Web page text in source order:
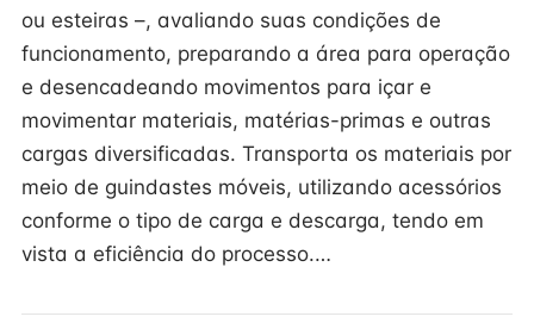
ou esteiras –, avaliando suas condições de
funcionamento, preparando a área para operação
e desencadeando movimentos para içar e
movimentar materiais, matérias-primas e outras
cargas diversificadas. Transporta os materiais por
meio de guindastes móveis, utilizando acessórios
conforme o tipo de carga e descarga, tendo em
vista a eficiência do processo.…